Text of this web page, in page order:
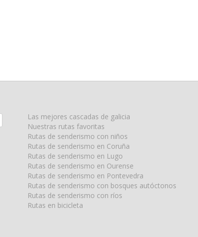
Las mejores cascadas de galicia
Nuestras rutas favoritas
Rutas de senderismo con niños
Rutas de senderismo en Coruña
Rutas de senderismo en Lugo
Rutas de senderismo en Ourense
Rutas de senderismo en Pontevedra
Rutas de senderismo con bosques autóctonos
Rutas de senderismo con ríos
Rutas en bicicleta